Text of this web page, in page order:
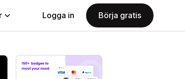
Logga in Börja gratis